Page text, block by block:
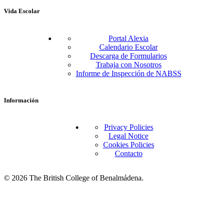
Vida Escolar
Portal Alexia
Calendario Escolar
Descarga de Formularios
Trabaja con Nosotros
Informe de Inspección de NABSS
Información
Privacy Policies
Legal Notice
Cookies Policies
Contacto
© 2026 The British College of Benalmádena.